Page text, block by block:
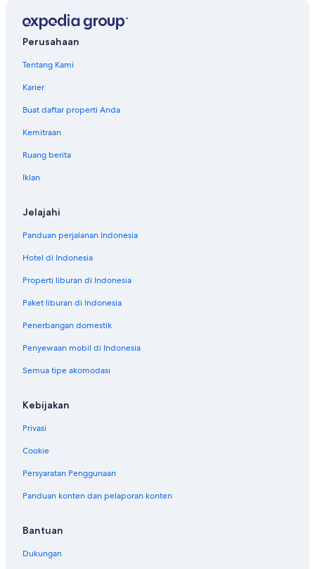
Perusahaan
Tentang Kami
Karier
Buat daftar properti Anda
Kemitraan
Ruang berita
Iklan
Jelajahi
Panduan perjalanan Indonesia
Hotel di Indonesia
Properti liburan di Indonesia
Paket liburan di Indonesia
Penerbangan domestik
Penyewaan mobil di Indonesia
Semua tipe akomodasi
Kebijakan
Privasi
Cookie
Persyaratan Penggunaan
Panduan konten dan pelaporan konten
Bantuan
Dukungan